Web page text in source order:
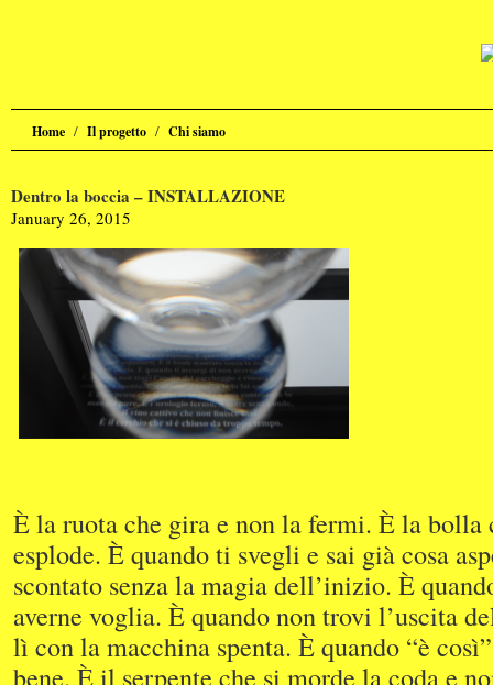
Home / Il progetto / Chi siamo
Dentro la boccia – INSTALLAZIONE
January 26, 2015
È la ruota che gira e non la fermi. È la bolla
esplode. È quando ti svegli e sai già cosa
scontato senza la magia dell’inizio. È
averne voglia. È quando non trovi l’uscita
lì con la macchina spenta. È quando “è
bene. È il serpente che si morde la coda e